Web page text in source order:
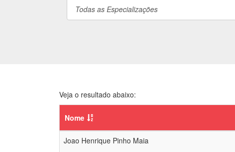
Veja o resultado abaixo:
Nome
Joao Henrique Pinho Maia